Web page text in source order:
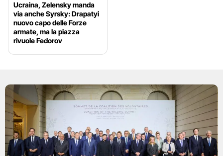
Ucraina, Zelensky manda
via anche Syrsky: Drapatyi
nuovo capo delle Forze
armate, ma la piazza
rivuole Fedorov